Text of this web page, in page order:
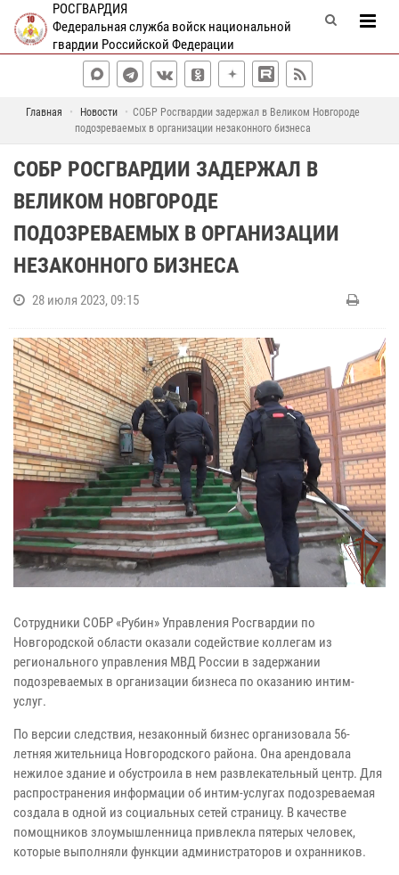
РОСГВАРДИЯ
Федеральная служба войск национальной
гвардии Российской Федерации
Главная Новости
СОБР Росгвардии задержал в Великом Новгороде
подозреваемых в организации незаконного бизнеса
СОБР РОСГВАРДИИ ЗАДЕРЖАЛ В
ВЕЛИКОМ НОВГОРОДЕ
ПОДОЗРЕВАЕМЫХ В ОРГАНИЗАЦИИ
НЕЗАКОННОГО БИЗНЕСА
28 июля 2023, 09:15
Сотрудники СОБР «Рубин» Управления Росгвардии по
Новгородской области оказали содействие коллегам из
регионального управления МВД России в задержании
подозреваемых в организации бизнеса по оказанию интим-
услуг.
По версии следствия, незаконный бизнес организовала 56-
летняя жительница Новгородского района. Она арендовала
нежилое здание и обустроила в нем развлекательный центр. Для
распространения информации об интим-услугах подозреваемая
создала в одной из социальных сетей страницу. В качестве
помощников злоумышленница привлекла пятерых человек,
которые выполняли функции администраторов и охранников.